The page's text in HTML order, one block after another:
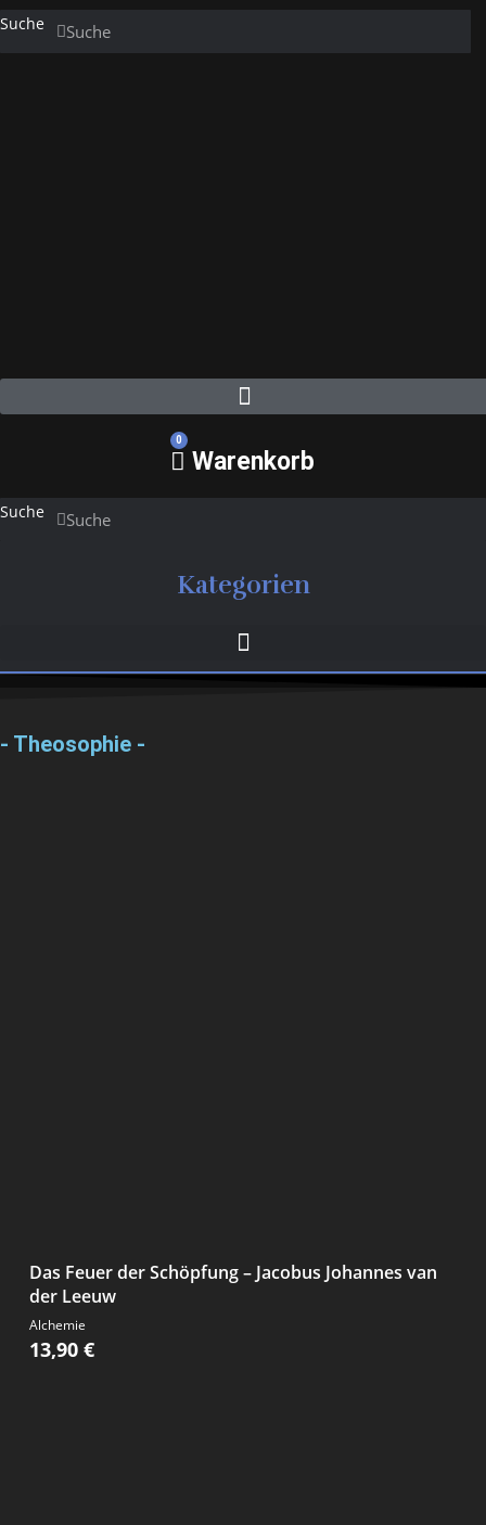
Suche Suche
0
Warenkorb
Suche Suche
Kategorien
- Theosophie -
Das Feuer der Schöpfung – Jacobus Johannes van
der Leeuw
Alchemie
13,90 €